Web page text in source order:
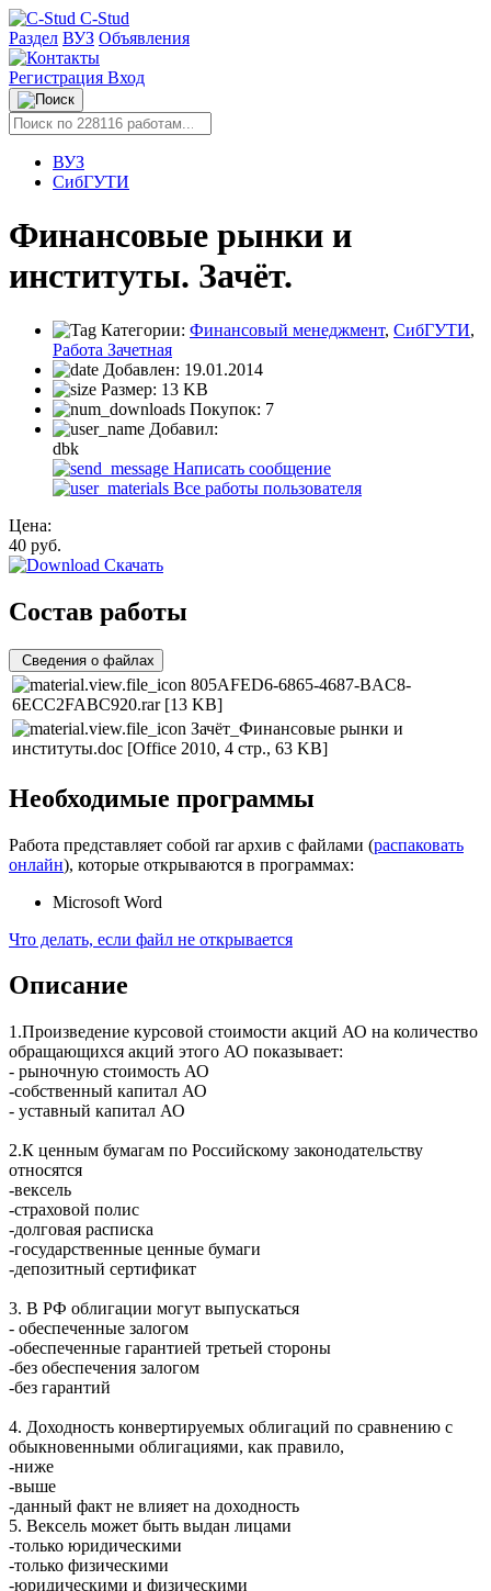
C-Stud
Раздел ВУЗ Объявления
Регистрация Вход
ВУЗ
СибГУТИ
Финансовые рынки и
институты. Зачёт.
Категории: Финансовый менеджмент, СибГУТИ,
Работа Зачетная
Добавлен: 19.01.2014
Размер: 13 KB
Покупок: 7
Добавил:
dbk
Написать сообщение
Все работы пользователя
Цена:
40 руб.
Скачать
Состав работы
Сведения о файлах
805AFED6-6865-4687-BAC8-
6ECC2FABC920.rar [13 KB]
Зачёт_Финансовые рынки и
институты.doc [Office 2010, 4 стр., 63 KB]
Необходимые программы
Работа представляет собой rar архив с файлами (распаковать
онлайн), которые открываются в программах:
Microsoft Word
Что делать, если файл не открывается
Описание
1.Произведение курсовой стоимости акций АО на количество
обращающихся акций этого АО показывает:
- рыночную стоимость АО
-собственный капитал АО
- уставный капитал АО
2.К ценным бумагам по Российскому законодательству
относятся
-вексель
-страховой полис
-долговая расписка
-государственные ценные бумаги
-депозитный сертификат
3. В РФ облигации могут выпускаться
- обеспеченные залогом
-обеспеченные гарантией третьей стороны
-без обеспечения залогом
-без гарантий
4. Доходность конвертируемых облигаций по сравнению с
обыкновенными облигациями, как правило,
-ниже
-выше
-данный факт не влияет на доходность
5. Вексель может быть выдан лицами
-только юридическими
-только физическими
-юридическими и физическими